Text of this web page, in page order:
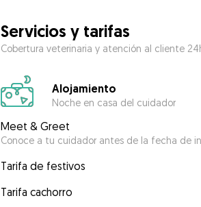
Servicios y tarifas
Cobertura veterinaria y atención al cliente
Alojamiento
Noche en casa del cuidador
Meet & Greet
Conoce a tu cuidador antes de la fecha de
Tarifa de festivos
Tarifa cachorro